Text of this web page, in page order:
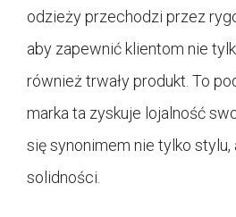
odzieży przechodzi przez
aby zapewnić klientom nie
również trwały produkt. To
marka ta zyskuje lojalność
się synonimem nie tylko
solidności.